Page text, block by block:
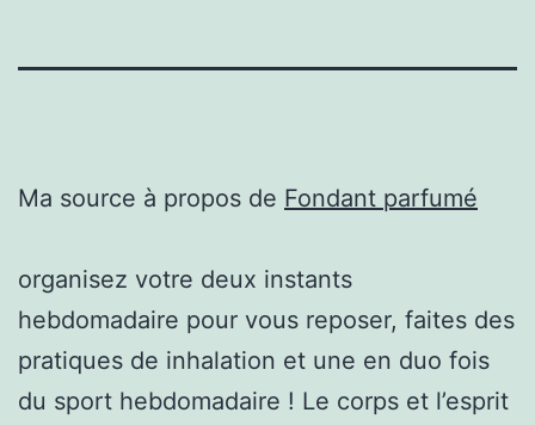
Ma source à propos de Fondant parfumé
organisez votre deux instants
hebdomadaire pour vous reposer, faites des
pratiques de inhalation et une en duo fois
du sport hebdomadaire ! Le corps et l’esprit